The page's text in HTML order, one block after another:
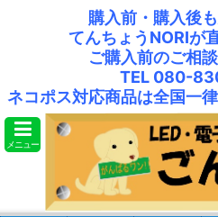
購入前・購入後
てんちょうNORIが
ご購入前のご相
TEL 080-
ネコポス対応商品は全国一
メニュー